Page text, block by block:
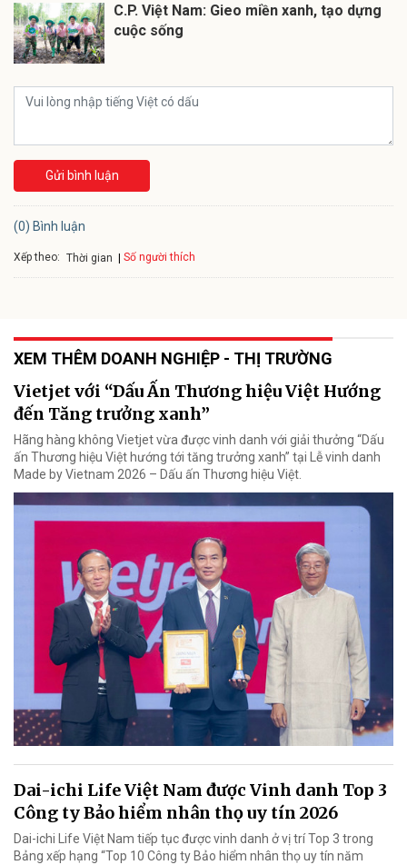
C.P. Việt Nam: Gieo miền xanh, tạo dựng
cuộc sống
Gửi bình luận
(0) Bình luận
Xếp theo: Thời gian Số người thích
XEM THÊM DOANH NGHIỆP - THỊ TRƯỜNG
Vietjet với “Dấu Ấn Thương hiệu Việt Hướng
đến Tăng trưởng xanh”
Hãng hàng không Vietjet vừa được vinh danh với giải thưởng “Dấu
ấn Thương hiệu Việt hướng tới tăng trưởng xanh” tại Lễ vinh danh
Made by Vietnam 2026 – Dấu ấn Thương hiệu Việt.
Dai-ichi Life Việt Nam được Vinh danh Top 3
Công ty Bảo hiểm nhân thọ uy tín 2026
Dai-ichi Life Việt Nam tiếp tục được vinh danh ở vị trí Top 3 trong
Bảng xếp hạng “Top 10 Công ty Bảo hiểm nhân thọ uy tín năm